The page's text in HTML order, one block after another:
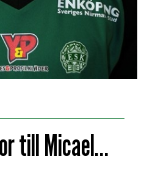
till Micael…